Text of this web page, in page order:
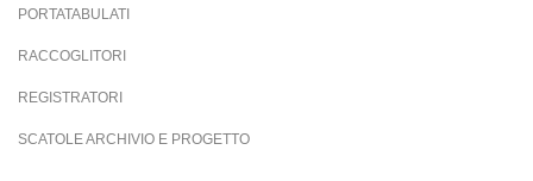
PORTATABULATI
RACCOGLITORI
REGISTRATORI
SCATOLE ARCHIVIO E PROGETTO